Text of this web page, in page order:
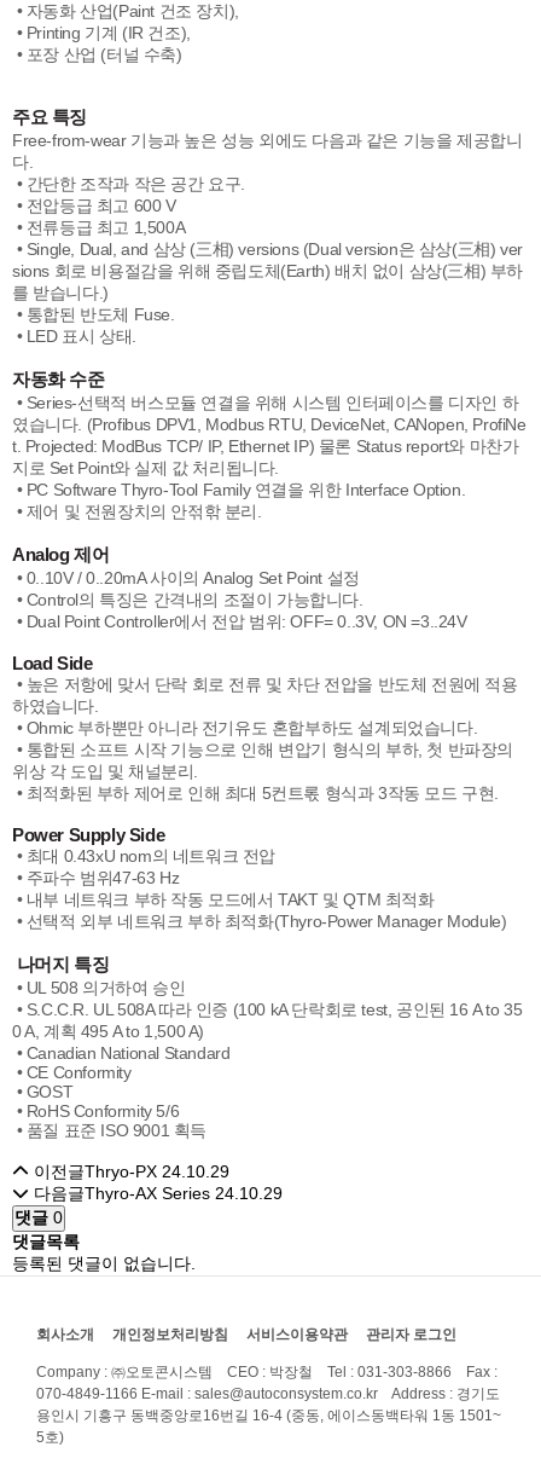
• 자동화 산업(Paint 건조 장치),
• Printing 기계 (IR 건조),
• 포장 산업 (터널 수축)
주요 특징
Free-from-wear 기능과 높은 성능 외에도 다음과 같은 기능을 제공합니
다.
• 간단한 조작과 작은 공간 요구.
• 전압등급 최고 600 V
• 전류등급 최고 1,500A
• Single, Dual, and 삼상 (三相) versions (Dual version은 삼상(三相) ver
sions 회로 비용절감을 위해 중립도체(Earth) 배치 없이 삼상(三相) 부하
를 받습니다.)
• 통합된 반도체 Fuse.
• LED 표시 상태.
자동화 수준
• Series-선택적 버스모듈 연결을 위해 시스템 인터페이스를 디자인 하
였습니다. (Profibus DPV1, Modbus RTU, DeviceNet, CANopen, ProfiNe
t. Projected: ModBus TCP/ IP, Ethernet IP) 물론 Status report와 마찬가
지로 Set Point와 실제 값 처리됩니다.
• PC Software Thyro-Tool Family 연결을 위한 Interface Option.
• 제어 및 전원장치의 안젂핚 분리.
Analog 제어
• 0..10V / 0..20mA 사이의 Analog Set Point 설정
• Control의 특징은 간격내의 조절이 가능합니다.
• Dual Point Controller에서 전압 범위: OFF= 0..3V, ON =3..24V
Load Side
• 높은 저항에 맞서 단락 회로 전류 및 차단 전압을 반도체 전원에 적용
하였습니다.
• Ohmic 부하뿐만 아니라 전기유도 혼합부하도 설계되었습니다.
• 통합된 소프트 시작 기능으로 인해 변압기 형식의 부하, 첫 반파장의
위상 각 도입 및 채널분리.
• 최적화된 부하 제어로 인해 최대 5컨트롟 형식과 3작동 모드 구현.
Power Supply Side
• 최대 0.43xU nom의 네트워크 전압
• 주파수 범위47-63 Hz
• 내부 네트워크 부하 작동 모드에서 TAKT 및 QTM 최적화
• 선택적 외부 네트워크 부하 최적화(Thyro-Power Manager Module)
나머지 특징
• UL 508 의거하여 승인
• S.C.C.R. UL 508A 따라 인증 (100 kA 단락회로 test, 공인된 16 A to 35
0 A, 계획 495 A to 1,500 A)
• Canadian National Standard
• CE Conformity
• GOST
• RoHS Conformity 5/6
• 품질 표준 ISO 9001 획득
이전글Thryo-PX 24.10.29
다음글Thyro-AX Series 24.10.29
댓글 0
댓글목록
등록된 댓글이 없습니다.
회사소개 개인정보처리방침 서비스이용약관 관리자 로그인
Company : ㈜오토콘시스템 CEO : 박장철 Tel : 031-303-8866 Fax :
070-4849-1166 E-mail : sales@autoconsystem.co.kr Address : 경기도
용인시 기흥구 동백중앙로16번길 16-4 (중동, 에이스동백타워 1동 1501~
5호)